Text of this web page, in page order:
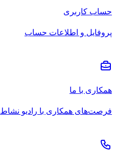
حساب کاربری
پروفایل و اطلاعات حساب
همکاری با ما
فرصت‌های همکاری با رادیو نشاط